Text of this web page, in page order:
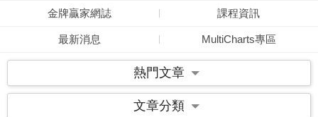
金牌贏家網誌 課程資訊
最新消息 MultiCharts專區
熱門文章
文章分類